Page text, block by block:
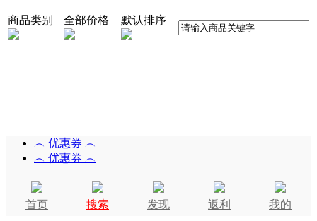
商品类别 全部价格 默认排序
︵ 优惠券 ︵
︵ 优惠券 ︵
首页 搜索 发现 返利 我的